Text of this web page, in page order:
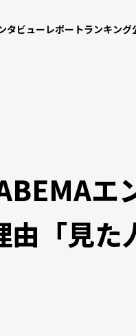
タビューレポートランキング
エ
「見た